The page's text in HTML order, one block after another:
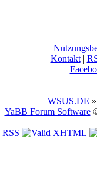
Kontakt|
WSUS.DE
YaBB Forum Software©